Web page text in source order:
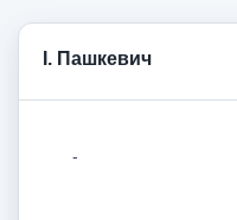
І. Пашкевич
-